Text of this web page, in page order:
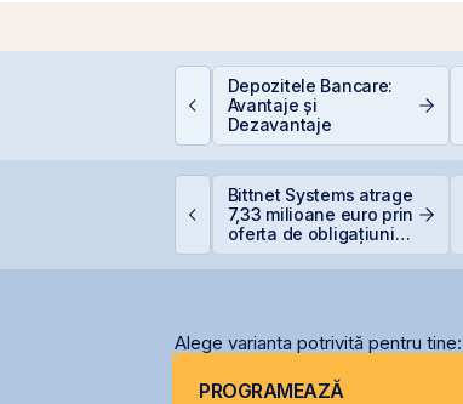
Depozitele Bancare:
Avantaje și
Dezavantaje
Bittnet Systems atrage
7,33 milioane euro prin
oferta de obligațiuni
Alege varianta potrivită pentru tine:
PROGRAMEAZĂ